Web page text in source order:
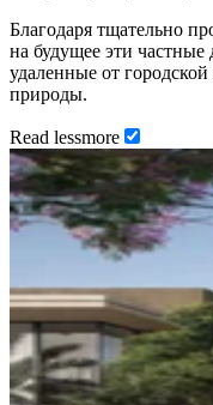
Благодаря тщательно
на будущее эти
удаленные от
природы.
Read lessmore